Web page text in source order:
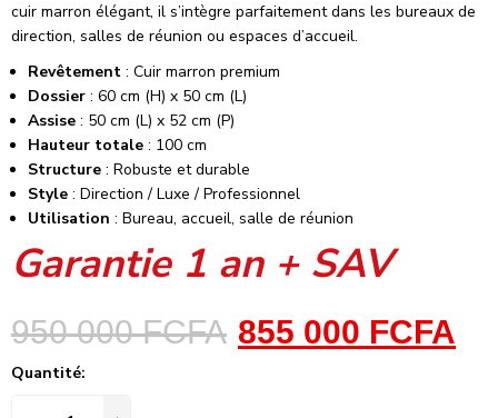
cuir marron élégant, il s’intègre parfaitement dans les bureaux de
direction, salles de réunion ou espaces d’accueil.
Revêtement : Cuir marron premium
Dossier : 60 cm (H) x 50 cm (L)
Assise : 50 cm (L) x 52 cm (P)
Hauteur totale : 100 cm
Structure : Robuste et durable
Style : Direction / Luxe / Professionnel
Utilisation : Bureau, accueil, salle de réunion
Garantie 1 an + SAV
950 000FCFA 855 000 FCFA
Quantité: